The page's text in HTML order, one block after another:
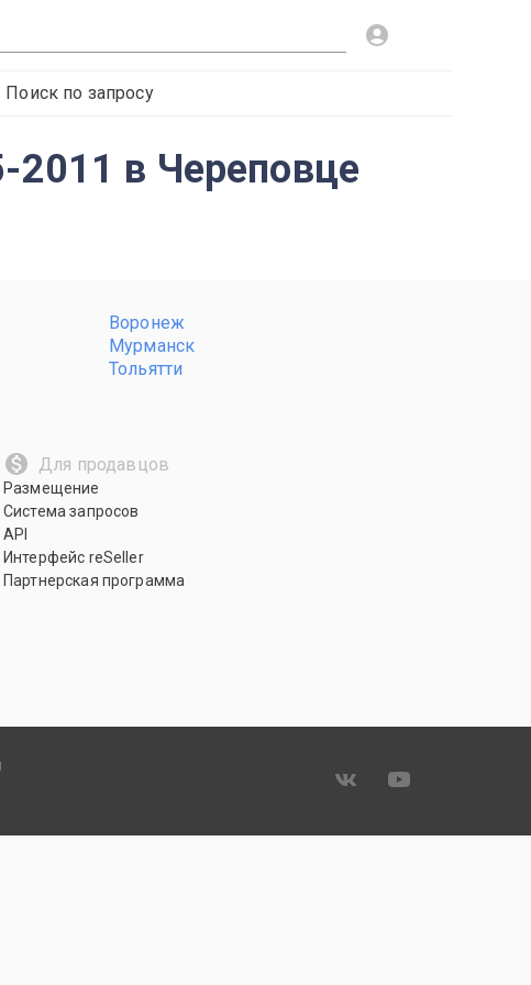
Поиск по запросу
2011 в Череповце
Воронеж
Мурманск
Тольятти
Для продавцов
Размещение
Система запросов
API
Интерфейс reSeller
Партнерская программа